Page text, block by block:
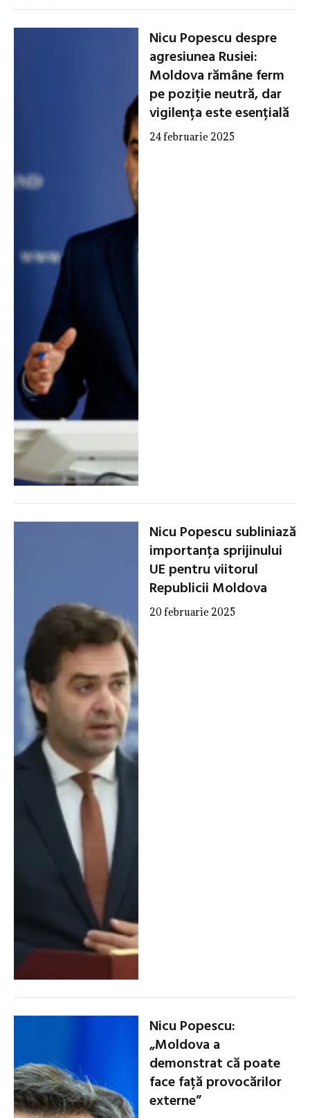
Nicu Popescu despre
agresiunea Rusiei:
Moldova rămâne ferm
pe poziție neutră, dar
vigilența este esențială
24 februarie 2025
Nicu Popescu subliniază
importanța sprijinului
UE pentru viitorul
Republicii Moldova
20 februarie 2025
Nicu Popescu:
„Moldova a
demonstrat că poate
face față provocărilor
externe”